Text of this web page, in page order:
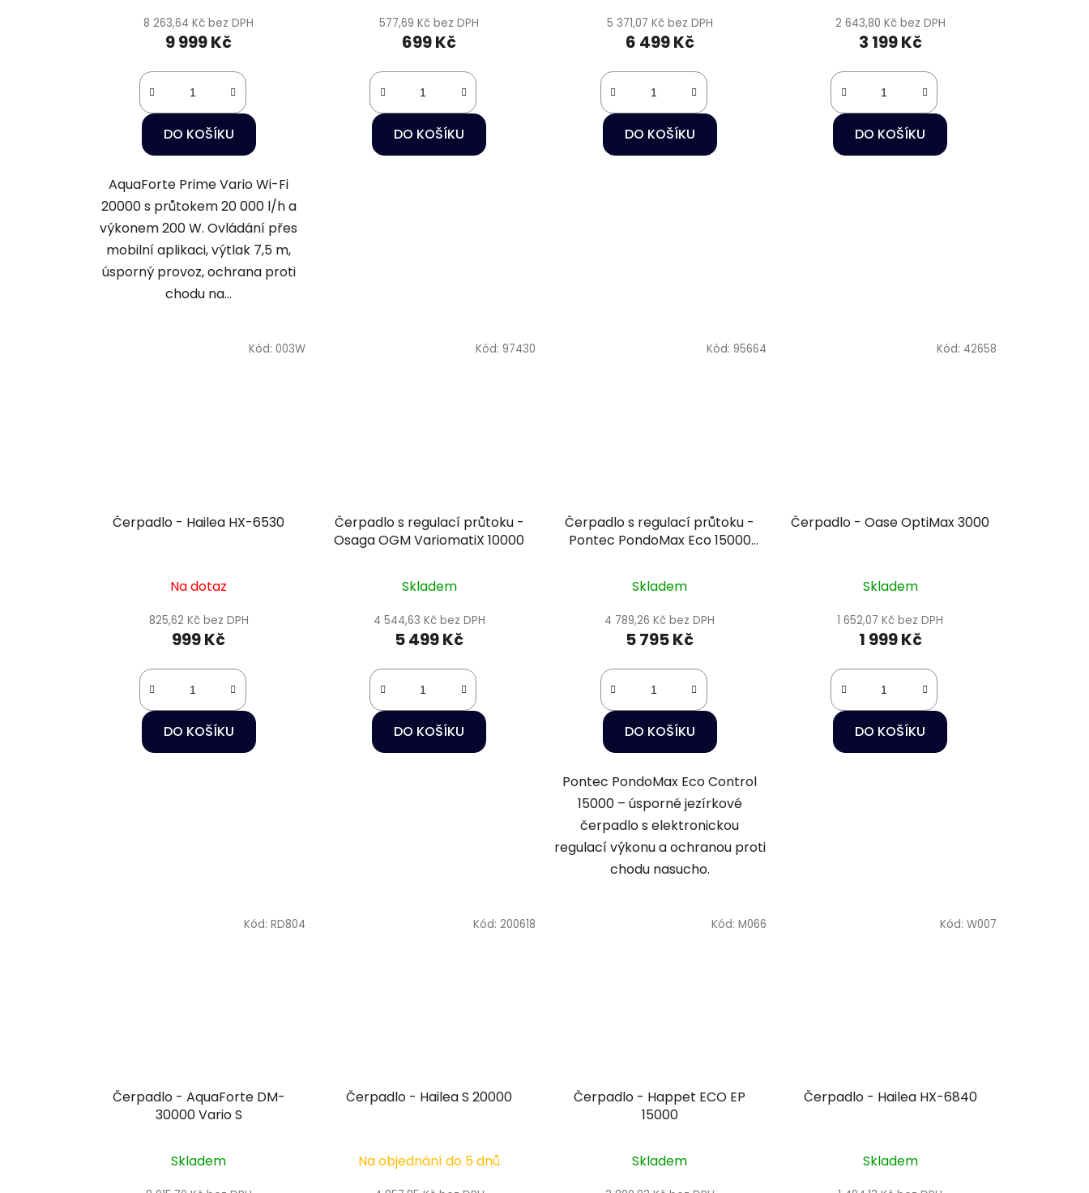
8 263,64 Kč bez DPH
9 999 Kč
DO KOŠÍKU
AquaForte Prime Vario Wi-Fi
20000 s průtokem 20 000 l/h a
výkonem 200 W. Ovládání přes
mobilní aplikaci, výtlak 7,5 m,
úsporný provoz, ochrana proti
chodu na...
577,69 Kč bez DPH
699 Kč
DO KOŠÍKU
5 371,07 Kč bez DPH
6 499 Kč
DO KOŠÍKU
2 643,80 Kč bez DPH
3 199 Kč
DO KOŠÍKU
Čerpadlo - Hailea HX-6530
Na dotaz
825,62 Kč bez DPH
999 Kč
DO KOŠÍKU
Kód: 003W
Čerpadlo s regulací průtoku -
Osaga OGM VariomatiX 10000
Skladem
4 544,63 Kč bez DPH
5 499 Kč
DO KOŠÍKU
Kód: 97430
Čerpadlo s regulací průtoku -
Pontec PondoMax Eco 15000
Skladem
4 789,26 Kč bez DPH
5 795 Kč
DO KOŠÍKU
Pontec PondoMax Eco Control
15000 – úsporné jezírkové
čerpadlo s elektronickou
regulací výkonu a ochranou proti
chodu nasucho.
Kód: 95664
Čerpadlo - Oase OptiMax 3000
Skladem
1 652,07 Kč bez DPH
1 999 Kč
DO KOŠÍKU
Kód: 42658
Čerpadlo - AquaForte DM-
30000 Vario S
Skladem
Kód: RD804
Čerpadlo - Hailea S 20000
Na objednání do 5 dnů
Kód: 200618
Čerpadlo - Happet ECO EP
15000
Skladem
Kód: M066
Čerpadlo - Hailea HX-6840
Skladem
Kód: W007